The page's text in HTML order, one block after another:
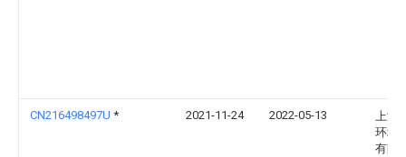
CN216498497U * 2021-11-24 2022-05-13
上海
环境
有限